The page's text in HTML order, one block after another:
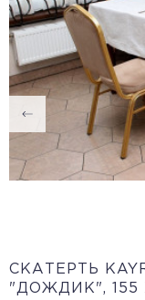
CКАТЕРТЬ
"ДОЖДИК", 155